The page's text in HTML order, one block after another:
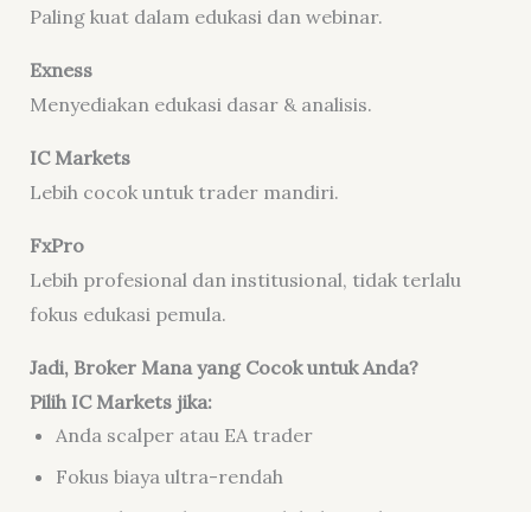
Paling kuat dalam edukasi dan webinar.
Exness
Menyediakan edukasi dasar & analisis.
IC Markets
Lebih cocok untuk trader mandiri.
FxPro
Lebih profesional dan institusional, tidak terlalu
fokus edukasi pemula.
Jadi, Broker Mana yang Cocok untuk Anda?
Pilih IC Markets jika:
Anda scalper atau EA trader
Fokus biaya ultra-rendah